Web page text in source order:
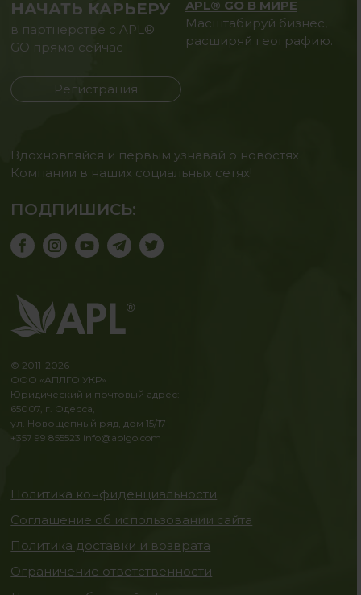
НАЧАТЬ КАРЬЕРУ
в партнерстве с APL®
GO прямо сейчас
Регистрация
APL® GO В МИРЕ
Масштабируй бизнес,
расширяй географию.
Вдохновляйся и первым узнавай о новостях
Компании в наших социальных сетях!
ПОДПИШИСЬ:
© 2011-2026
ООО «АПЛГО УКР»
Юридический и почтовый адрес:
65007, г. Одесса,
ул. Новощепный ряд, дом 15/17
+357 99 855523 info@aplgo.com
Политика конфиденциальности
Соглашение об использовании сайта
Политика доставки и возврата
Ограничение ответственности